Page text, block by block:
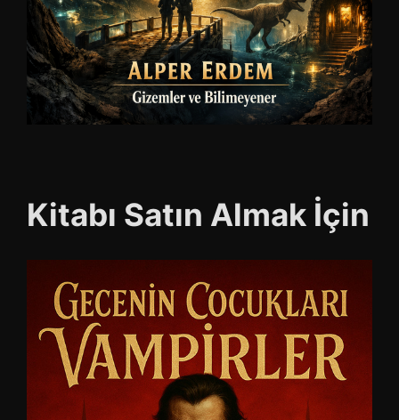
Kitabı Satın Almak İçin